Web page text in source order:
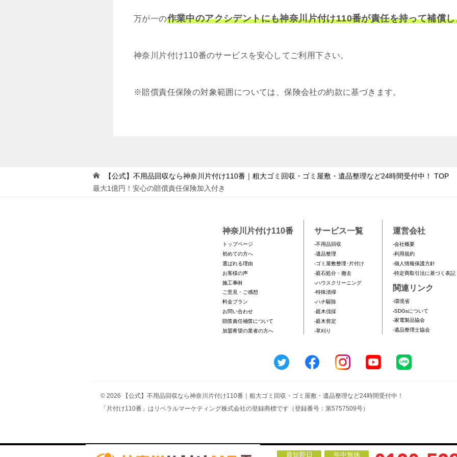
万が一の作業中のアクシデントにも神奈川片付け110番が責任を持って補償
神奈川片付け110番のサービスを安心してご利用下さい。
※賠償責任保険の対象範囲については、保険会社の約款に基づきます。
【公式】不用品回収なら神奈川片付け110番｜粗大ゴミ回収・ゴミ屋敷・遺品整理など24時間受付中！
TOP
最大1億円！安心の賠償責任保険加入付き
神奈川片付け110番
トップページ
初めての方へ
選ばれる理由
お客様の声
施工事例
ご意見・ご感想
料金プラン
お問い合わせ
賠償責任補償について
加盟希望の業者の方へ
サービス一覧
-不用品回収
-遺品整理
-ゴミ屋敷整理･片付け
-庭石処分・撤去
-ハウスクリーニング
-特殊清掃
-ハチ駆除
-庭木伐採
-庭木剪定
-草刈り
運営会社
-会社概要
-利用規約
-個人情報保護方針
-特定商取引法に基づく表記
関連リンク
-環境省
-SDGsについて
-家電製品協会
-遺品整理士協会
© 2026 【公式】不用品回収なら神奈川片付け110番｜粗大ゴミ回収・ゴミ屋敷・遺品整理など24時間受付中！
「片付け110番」はリベラルマーケティング株式会社の登録商標です（登録番号：第5757509号）
最短即日 年中無休